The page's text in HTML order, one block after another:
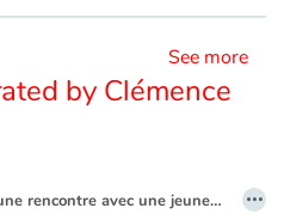
See more
by Clémence
L’auteure narre une rencontre avec une jeune « enfant du voyage » lors d’une séance découverte dans une classe. …